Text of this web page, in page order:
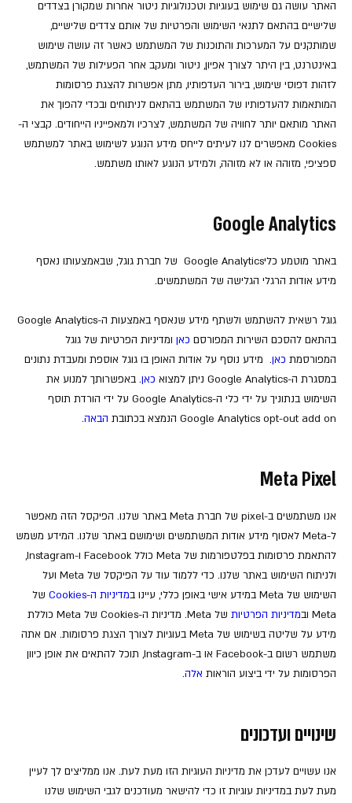
האתר עושה גם שימוש בעוגיות וטכנולוגיות ניטור אחרות שמקורן בצדדים
שלישיים בהתאם לתנאי השימוש והפרטיות של אותם צדדים שלישיים,
שמותקנים על המערכות והתוכנות של המשתמש כאשר זה עושה שימוש
באינטרנט, בין היתר לצורך אפיון, ניטור ומעקב אחר הפעילות של המשתמש,
לזהות דפוסי שימוש, בירור העדפותיו, מתן אפשרות להצגת פרסומות
המותאמות להעדפותיו של המשתמש בהתאם לניתוחים ובכדי להפוך את
האתר מותאם יותר לחוויה של המשתמש, לצרכיו ולמאפייניו הייחודים. קבצי ה-
Cookies מאפשרים לנו לעיתים לייחס מידע הנוגע לשימוש באתר למשתמש
ספציפי, מזוהה או לא מזוהה, ולמידע הנוגע לאותו משתמש.
Google Analytics
באתר מוטמע כליGoogle Analytics של חברת גוגל, שבאמצעותו נאסף
מידע אודות הרגלי הגלישה של המשתמשים.
גוגל רשאית להשתמש ולשתף מידע שנאסף באמצעות ה-Google Analytics
בהתאם להסכם השירות המפורסם כאן ומדיניות הפרטיות של גוגל
המפורסמת כאן. מידע נוסף על אודות האופן בו גוגל אוספת ומעבדת נתונים
במסגרת ה-Google Analytics ניתן למצוא
כאן. באפשרותך למנוע את
השימוש בנתוניך על ידי כלי ה-Google Analytics על ידי הורדת תוסף
Google Analytics opt-out add on הנמצא בכתובת
הבאה.
Meta Pixel
אנו משתמשים ב-pixel של חברת Meta באתר שלנו. הפיקסל הזה מאפשר
ל-Meta לאסוף מידע אודות המשתמשים ושימושם באתר שלנו. המידע משמש
להתאמת פרסומות בפלטפורמות של Meta כולל Facebook ו-Instagram,
ולניתוח השימוש באתר שלנו. כדי ללמוד עוד על הפיקסל של Meta ועל
השימוש של Meta במידע אישי באופן כללי, עיינו ב
מדיניות ה-Cookies
של
Meta וב
מדיניות הפרטיות
של Meta. מדיניות ה-Cookies של Meta כוללת
מידע על שליטה בשימוש של Meta בעוגיות לצורך הצגת פרסומות. אם אתה
משתמש רשום ב-Facebook או ב-Instagram, תוכל להתאים את אופן כיוון
הפרסומות על ידי ביצוע הוראות אלה.
שינויים ועדכונים
אנו עשויים לעדכן את מדיניות העוגיות הזו מעת לעת. אנו ממליצים לך לעיין
מעת לעת במדיניות עוגיות זו כדי להישאר מעודכנים לגבי השימוש שלנו